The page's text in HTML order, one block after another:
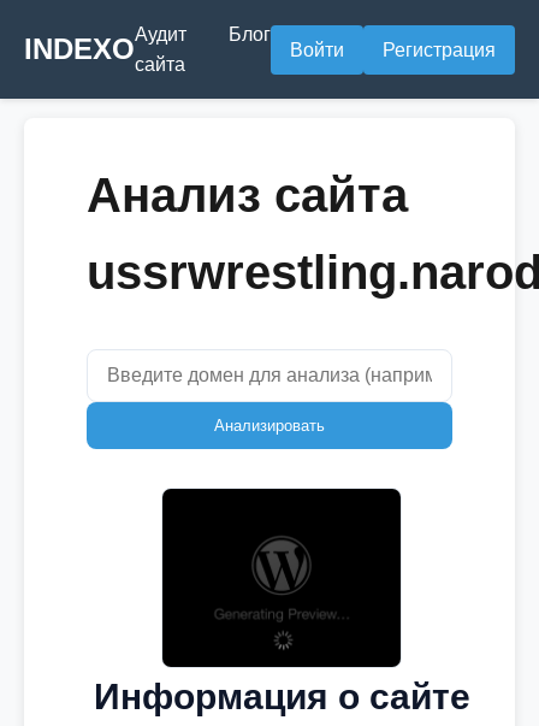
INDEXOАудит
сайта
Блог
Войти Регистрация
Анализ сайта
Анализировать
Информация о сайте